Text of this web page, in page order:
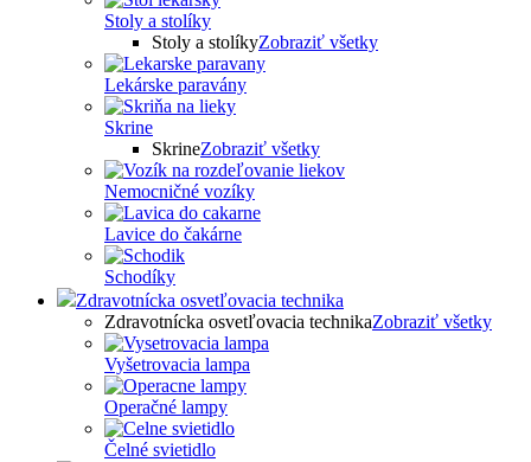
Stoly a stolíky
Stoly a stolíkyZobraziť všetky
Lekárske paravány
Skrine
SkrineZobraziť všetky
Nemocničné vozíky
Lavice do čakárne
Schodíky
Zdravotnícka osvetľovacia technika
Zdravotnícka osvetľovacia technikaZobraziť všetky
Vyšetrovacia lampa
Operačné lampy
Čelné svietidlo